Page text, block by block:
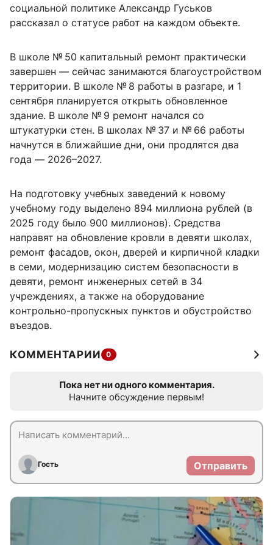
социальной политике Александр Гуськов
рассказал о статусе работ на каждом объекте.
В школе № 50 капитальный ремонт практически
завершен — сейчас занимаются благоустройством
территории. В школе № 8 работы в разгаре, и 1
сентября планируется открыть обновленное
здание. В школе № 9 ремонт начался со
штукатурки стен. В школах № 37 и № 66 работы
начнутся в ближайшие дни, они продлятся два
года — 2026–2027.
На подготовку учебных заведений к новому
учебному году выделено 894 миллиона рублей (в
2025 году было 900 миллионов). Средства
направят на обновление кровли в девяти школах,
ремонт фасадов, окон, дверей и кирпичной кладки
в семи, модернизацию систем безопасности в
девяти, ремонт инженерных сетей в 34
учреждениях, а также на оборудование
контрольно-пропускных пунктов и обустройство
въездов.
КОММЕНТАРИИ 0
Пока нет ни одного комментария.
Начните обсуждение первым!
Гость Отправить